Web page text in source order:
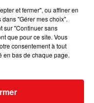
et fermer", ou affiner en
"Gérer mes choix".
sur "Continuer sans
que pour ce site. Vous
consentement à tout
en bas de chaque page.